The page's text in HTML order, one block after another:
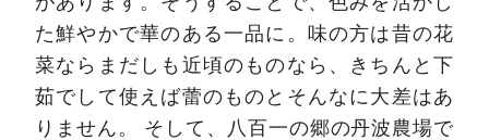
た鮮やかで華のある一品に。味の方は昔の花
菜ならまだしも近頃のものなら、きちんと下
茹でして使えば蕾のものとそんなに大差はあ
りません。
そして、八百一の郷の丹波農場で